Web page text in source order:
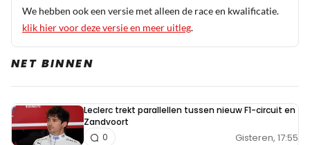
Sandbagging? Daar is RB goed in :-). Dadelijk gaat de
turbodruk erop en dan is het P1 voor Max, pace is ook ok.
We hebben ook een versie met alleen de race en kwalificatie.
klik hier voor deze versie en meer uitleg.
NET BINNEN
Leclerc trekt parallellen tussen nieuw F1-circuit en
Zandvoort
Gisteren, 17:55
0